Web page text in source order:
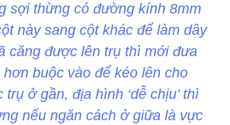
sợi thừng có đường kính 8mm
này sang cột khác để làm dây
căng được lên trụ thì mới đưa
buộc vào để kéo lên cho
ở gần, địa hình ‘dễ chịu’ thì
nếu ngăn cách ở giữa là vực